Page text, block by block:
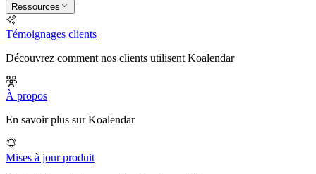
Ressources
Témoignages clients
Découvrez comment nos clients utilisent Koalendar
À propos
En savoir plus sur Koalendar
Mises à jour produit